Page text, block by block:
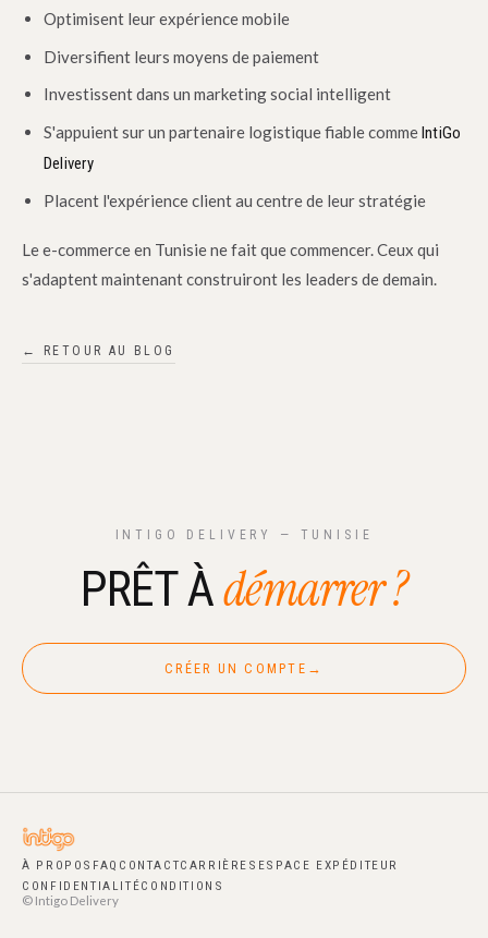
Optimisent leur expérience mobile
Diversifient leurs moyens de paiement
Investissent dans un marketing social intelligent
S'appuient sur un partenaire logistique fiable commeIntiGo
Delivery
Placent l'expérience client au centre de leur stratégie
Le e-commerce en Tunisie ne fait que commencer. Ceux qui
s'adaptent maintenant construiront les leaders de demain.
← RETOUR AU BLOG
INTIGO DELIVERY — TUNISIE
PRÊT Àdémarrer ?
CRÉER UN COMPTE →
À PROPOS FAQ CONTACTCARRIÈRES ESPACE EXPÉDITEUR
CONFIDENTIALITÉCONDITIONS
© Intigo Delivery